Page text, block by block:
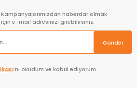
Kampanyalarımızdan haberdar olmak
için e-mail adresinizi girebilirsiniz.
Gönder
’nı okudum ve kabul ediyorum.